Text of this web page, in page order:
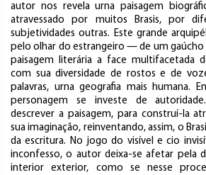
autor nos revela urna paisagem
atravessado por muitos Brasis, por
subjetividades outras. Este grande
pelo olhar do estrangeiro — de um
paisagem literária a face multifacetada
com sua diversidade de rostos e de
palavras, urna geografia mais humana.
personagem se investe de
descrever a paisagem, para construí-la
sua imaginação, reinventando, assim, o
da escritura. No jogo do visível e cio
inconfesso, o autor deixa-se afetar pela
interior exterior, como se nesse